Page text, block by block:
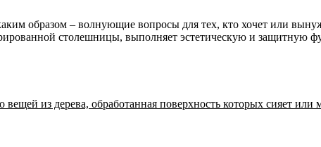
образом – волнующие вопросы для тех, кто хочет или
столешницы, выполняет эстетическую и защитную
из дерева, обработанная поверхность которых сияет или